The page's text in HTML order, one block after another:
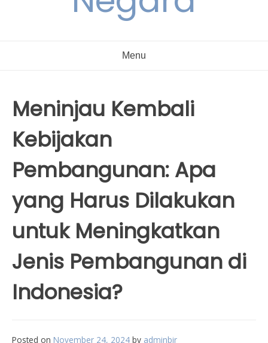
Menu
Meninjau Kembali
Kebijakan
Pembangunan: Apa
yang Harus Dilakukan
untuk Meningkatkan
Jenis Pembangunan di
Indonesia?
Posted on November 24, 2024 by adminbir